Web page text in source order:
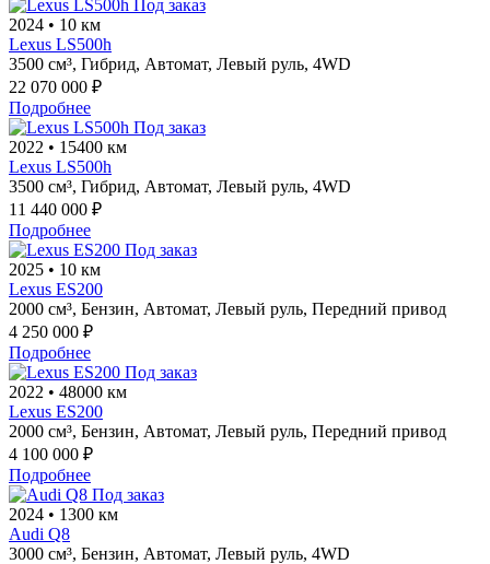
Под заказ
2024 • 10 км
Lexus LS500h
3500 см³, Гибрид, Автомат, Левый руль, 4WD
22 070 000 ₽
Подробнее
Под заказ
2022 • 15400 км
Lexus LS500h
3500 см³, Гибрид, Автомат, Левый руль, 4WD
11 440 000 ₽
Подробнее
Под заказ
2025 • 10 км
Lexus ES200
2000 см³, Бензин, Автомат, Левый руль, Передний привод
4 250 000 ₽
Подробнее
Под заказ
2022 • 48000 км
Lexus ES200
2000 см³, Бензин, Автомат, Левый руль, Передний привод
4 100 000 ₽
Подробнее
Под заказ
2024 • 1300 км
Audi Q8
3000 см³, Бензин, Автомат, Левый руль, 4WD